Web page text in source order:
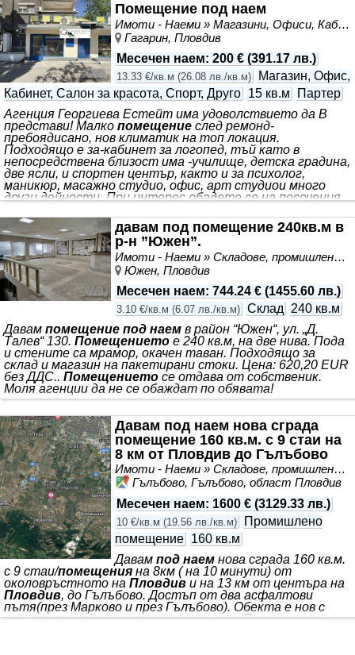
Помещение под наем
Имоти - Наеми » Магазини, Офиси, Кабинети, Салони
Гагарин, Пловдив
Месечен наем: 200 € (391.17 лв.)
13.33 €/кв.м (26.08 лв./кв.м)
Магазин, Офис,
Кабинет, Салон за красота, Спорт, Друго 15 кв.м
Партер
Агенция Георгиева Естейт има удоволствието да В
представи! Малко помещение след ремонд-
пребоядисано, нов климатик на топ локация.
Подходящо е за-кабинет за логопед, тъй като в
непосредствена близост има -училище, детска градина,
две ясли, и спортен център, както и за психолог,
маникюр, масажно студио, офис, арт студиои много
други дейности. При интерес обадете се на посочения
давам под помещение 240кв.м в
р-н ”Южен”.
Имоти - Наеми » Складове, промишлени и стопански имоти под наем
Южен, Пловдив
Месечен наем: 744.24 € (1455.60 лв.)
3.10 €/кв.м (6.07 лв./кв.м) Склад
240 кв.м
Давам помещение под наем в район “Южен“, ул. „Д.
Талев“ 130. Помещението е 240 кв.м, на две нива. Пода
и стените са мрамор, окачен таван. Подходящо за
склад и магазин на пакетирани стоки. Цена: 620,20 EUR
без ДДС.. Помещението се отдава от собственик.
Моля агенции да не се обаждат по обявата!
Давам под наем нова сграда
помещение 160 кв.м. с 9 стаи на
8 км от Пловдив до Гълъбово
Имоти - Наеми » Складове, промишлени и стопански имоти под наем
Гълъбово, Гълъбово, област Пловдив
Месечен наем: 1600 € (3129.33 лв.)
10 €/кв.м (19.56 лв./кв.м)
Промишлено
помещение 160 кв.м
Давам под наем нова сграда 160 кв.м.
с 9 стаи/помещения на 8км ( на 10 минути) от
околовръстното на Пловдив и на 13 км от центъра на
Пловдив, до Гълъбово. Достъп от два асфалтови
пътя(през Марково и през Гълъбово). Обекта е нов с
всички европейски изисквания и норми. Електричество,